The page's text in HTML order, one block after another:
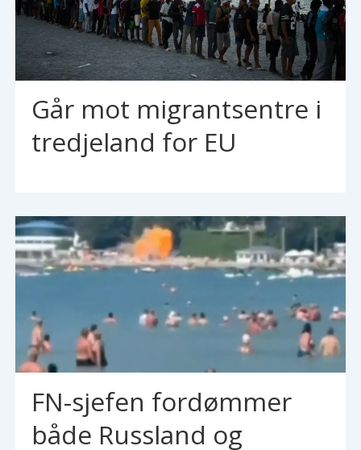
Går mot migrantsentre i
tredjeland for EU
FN-sjefen fordømmer
både Russland og